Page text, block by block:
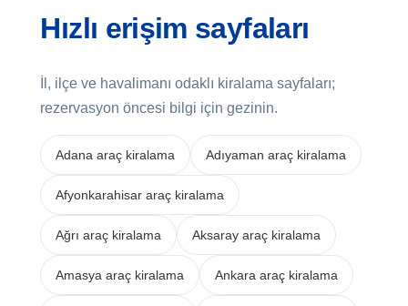
Hızlı erişim sayfaları
İl, ilçe ve havalimanı odaklı kiralama sayfaları;
rezervasyon öncesi bilgi için gezinin.
Adana araç kiralama Adıyaman araç kiralama
Afyonkarahisar araç kiralama
Ağrı araç kiralama Aksaray araç kiralama
Amasya araç kiralama Ankara araç kiralama